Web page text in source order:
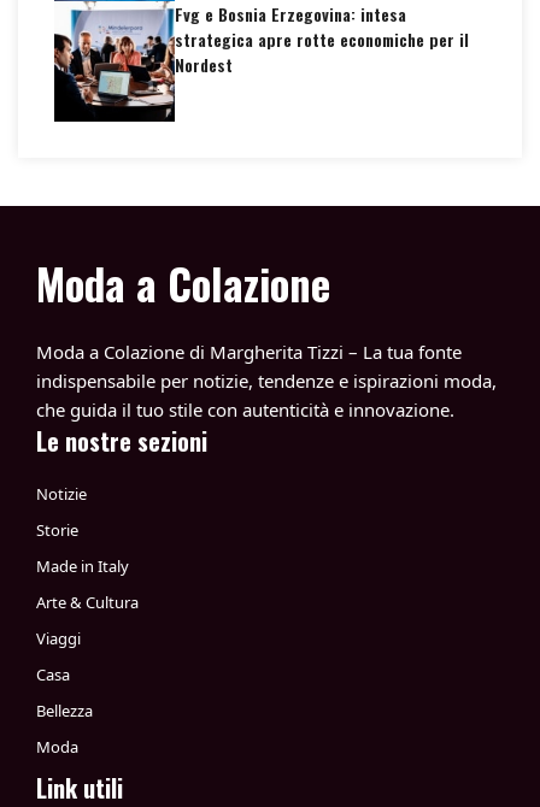
Fvg e Bosnia Erzegovina: intesa
strategica apre rotte economiche per il
Nordest
Moda a Colazione
Moda a Colazione di Margherita Tizzi – La tua fonte
indispensabile per notizie, tendenze e ispirazioni moda,
che guida il tuo stile con autenticità e innovazione.
Le nostre sezioni
Notizie
Storie
Made in Italy
Arte & Cultura
Viaggi
Casa
Bellezza
Moda
Link utili